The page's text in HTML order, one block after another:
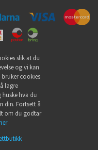
slik at du
og vi kan
bruker cookies
lagre
hva du
din. Fortsett å
om du godtar